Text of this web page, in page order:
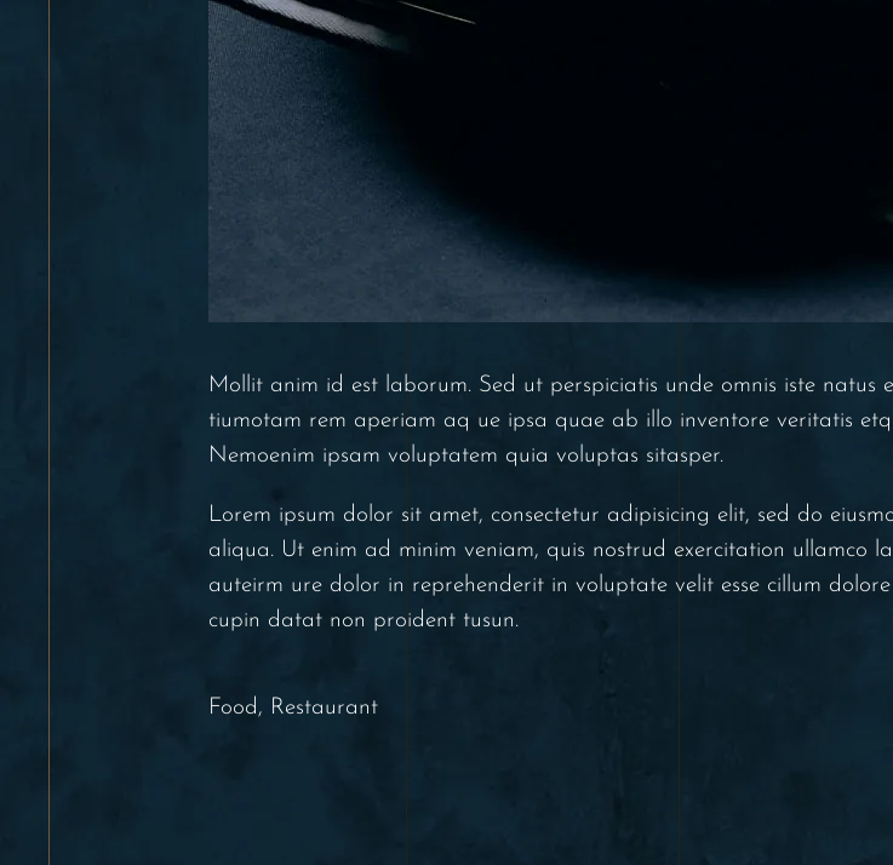
Mollit anim id est laborum. Sed ut perspiciatis unde omnis iste
tiumotam rem aperiam aq ue ipsa quae ab illo inventore veritatis
Nemoenim ipsam voluptatem quia voluptas sitasper.
Lorem ipsum dolor sit amet, consectetur adipisicing elit, sed do
aliqua. Ut enim ad minim veniam, quis nostrud exercitation ullamco
auteirm ure dolor in reprehenderit in voluptate velit esse cillum
cupin datat non proident tusun.
Food, Restaurant